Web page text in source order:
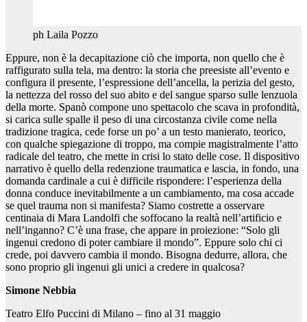
ph Laila Pozzo
Eppure, non è la decapitazione ciò che importa, non quello che è
raffigurato sulla tela, ma dentro: la storia che preesiste all’evento e
configura il presente, l’espressione dell’ancella, la perizia del gesto,
la nettezza del rosso del suo abito e del sangue sparso sulle lenzuola
della morte. Spanò compone uno spettacolo che scava in profondità,
si carica sulle spalle il peso di una circostanza civile come nella
tradizione tragica, cede forse un po’ a un testo manierato, teorico,
con qualche spiegazione di troppo, ma compie magistralmente l’atto
radicale del teatro, che mette in crisi lo stato delle cose. Il dispositivo
narrativo è quello della redenzione traumatica e lascia, in fondo, una
domanda cardinale a cui è difficile rispondere: l’esperienza della
donna conduce inevitabilmente a un cambiamento, ma cosa accade
se quel trauma non si manifesta? Siamo costrette a osservare
centinaia di Mara Landolfi che soffocano la realtà nell’artificio e
nell’inganno? C’è una frase, che appare in proiezione: “Solo gli
ingenui credono di poter cambiare il mondo”. Eppure solo chi ci
crede, poi davvero cambia il mondo. Bisogna dedurre, allora, che
sono proprio gli ingenui gli unici a credere in qualcosa?
Simone Nebbia
Teatro Elfo Puccini di Milano – fino al 31 maggio